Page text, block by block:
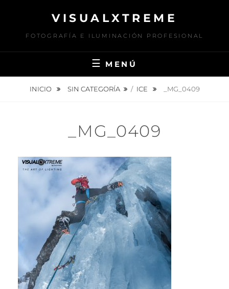
contenido
VISUALXTREME
FOTOGRAFÍA E ILUMINACIÓN PROFESIONAL
MENÚ
INICIO SIN CATEGORÍA / ICE _MG_0409
_MG_0409